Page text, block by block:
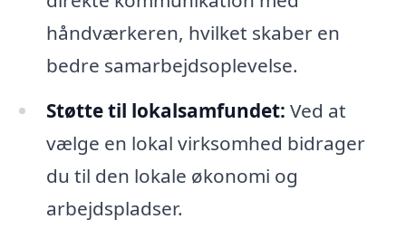
håndværkeren, hvilket skaber en
bedre samarbejdsoplevelse.
Støtte til lokalsamfundet: Ved at
vælge en lokal virksomhed bidrager
du til den lokale økonomi og
arbejdspladser.